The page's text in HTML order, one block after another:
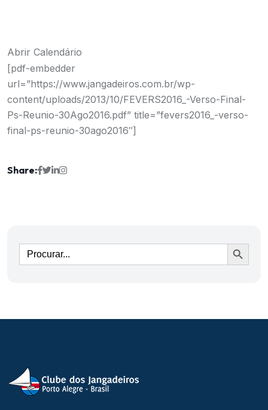
Abrir Calendário
[pdf-embedder
url=”https://www.jangadeiros.com.br/wp-
content/uploads/2013/10/FEVERS2016_-Verso-Final-
Ps-Reunio-30Ago2016.pdf” title=”fevers2016_-verso-
final-ps-reunio-30ago2016″]
Share:
Ir